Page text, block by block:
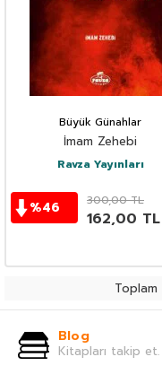
Büyük Günahlar
İmam Zehebi
Ravza Yayınları
%46 300,00TL
162,00 TL
Toplam
Blog
Kitapları takip et.